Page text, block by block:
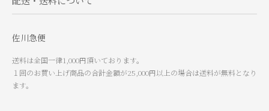
佐川急便
送料は全国一律1,000円頂いております。
１回のお買い上げ商品の合計金額が25,000円以上の場合は送料が無料となり
ます。